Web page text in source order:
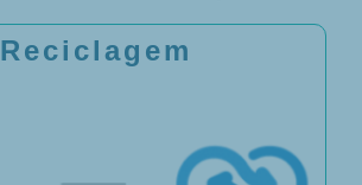
Reciclagem